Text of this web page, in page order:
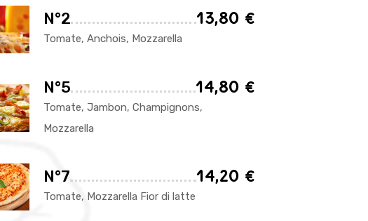
N°2 13,80 €
Tomate, Anchois, Mozzarella
N°5 14,80 €
Tomate, Jambon, Champignons,
Mozzarella
N°7 14,20 €
Tomate, Mozzarella Fior di latte